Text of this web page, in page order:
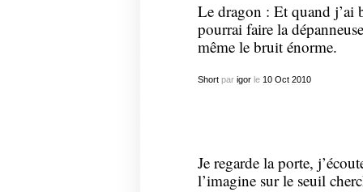
Le dragon : Et quand j’ai
pourrai faire la
même le bruit énorme.
Shortpar igorle 10 Oct 2010
Je regarde la porte,
l’imagine sur le seuil